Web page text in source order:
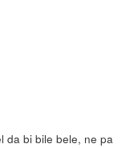
da bi bile bele, ne pa